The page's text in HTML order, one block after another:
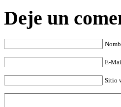
Deje un
E-
Sitio